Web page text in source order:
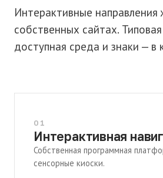
Интерактивные направления
собственных сайтах.
доступная среда и знаки — в
01
Интерактивная
Собственная программная
сенсорные киоски.